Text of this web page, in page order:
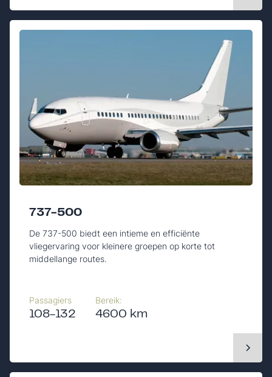
737-500
De 737-500 biedt een intieme en efficiënte
vliegervaring voor kleinere groepen op korte tot
middellange routes.
Passagiers
108-132
Bereik:
4600 km